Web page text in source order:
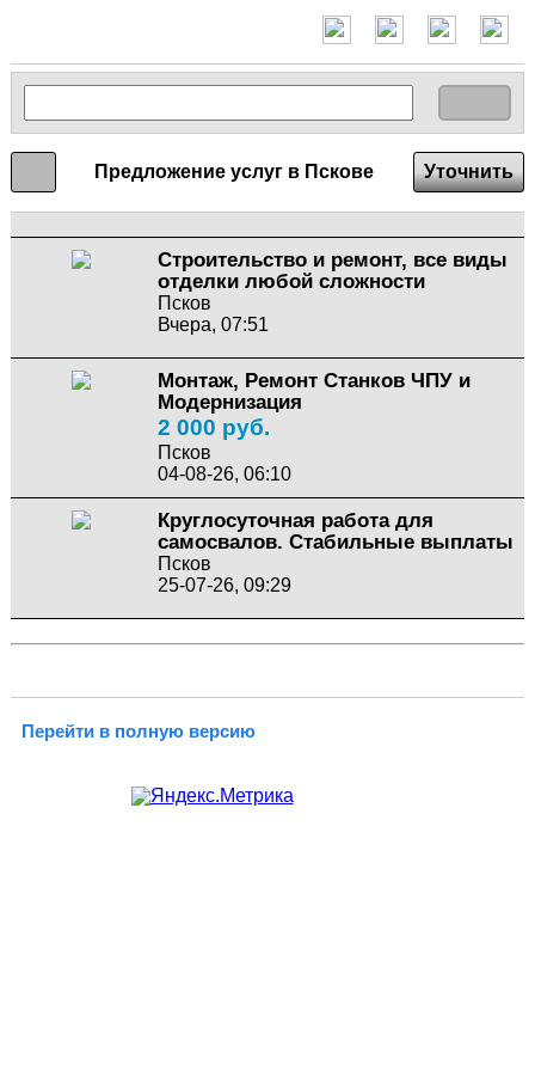
Предложение услуг в Пскове Уточнить
Строительство и ремонт, все виды
отделки любой сложности
Псков
Вчера, 07:51
Монтаж, Ремонт Станков ЧПУ и
Модернизация
2 000 руб.
Псков
04-08-26, 06:10
Круглосуточная работа для
самосвалов. Стабильные выплаты
Псков
25-07-26, 09:29
Перейти в полную версию